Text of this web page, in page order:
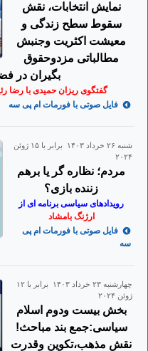
نمایش انتخابات، نقش
سقوط سطح زندگی و
معیشت اکثریت وجنبش
مطالباتی مزدوحقوق
بگیران در
گفتگوی ریزان حمیدی با رضا
فایل صوتی با فورمات ام پی سه
شنبه ۲۶ خرداد ۱۴۰۳ برابر با ۱۵ ژوئن
۲۰۲۴
مردم؛ نظاره گر یا برهم
زننده بازی؟
رویدادهای سیاسی برنامه ای از
ارژنگ بامشاد
فایل صوتی با فورمات ام پی
سه
چهارشنبه ۲۳ خرداد ۱۴۰۳ برابر با ۱۲
ژوئن ۲۰۲۴
بخش بیست ودوم اسلام
سیاسی:جمع بند مباحث!
نقش مذهب،تکوین وقدرت